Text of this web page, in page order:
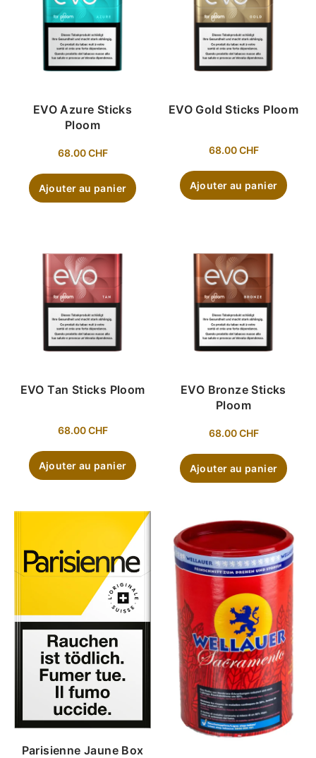
EVO Azure Sticks
Ploom
68.00CHF
Ajouter au panier
EVO Gold Sticks Ploom
68.00CHF
Ajouter au panier
EVO Tan Sticks Ploom
68.00CHF
Ajouter au panier
EVO Bronze Sticks
Ploom
68.00CHF
Ajouter au panier
Parisienne Jaune Box